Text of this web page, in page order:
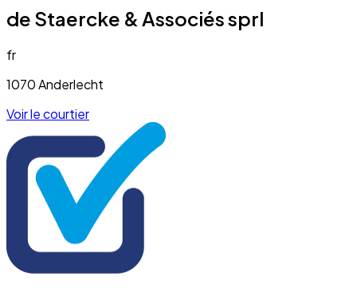
de Staercke & Associés sprl
fr
1070 Anderlecht
Voir le courtier